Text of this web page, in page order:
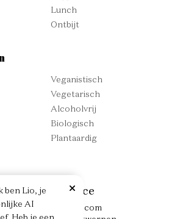
Lunch
Ontbijt
Veganistisch
Vegetarisch
Alcoholvrij
Biologisch
Plantaardig
Ambiance
ben Lio, je
nlijke AI